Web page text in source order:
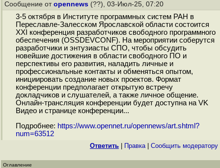
Сообщение от opennews (??), 03-Июл-25, 07:20
3-5 октября в Институте программных систем РАН в
Переславле-Залесском Ярославской области состоится
XXI конференция разработчиков свободного программного
обеспечения (OSSDEVCONF). На мероприятии соберутся
разработчики и энтузиасты СПО, чтобы обсудить
новейшие достижения в области свободного ПО и
перспективы его развития, наладить личные и
профессиональные контакты и обменяться опытом,
инициировать создание новых проектов. Формат
конференции предполагает открытую встречу
докладчиков и слушателей, а также личное общение.
Онлайн-трансляция конференции будет доступна на VK
Видео и странице конференции...
Подробнее: https://www.opennet.ru/opennews/art.shtml?
num=63512
Ответить Правка| Cообщить модератору
Оглавление